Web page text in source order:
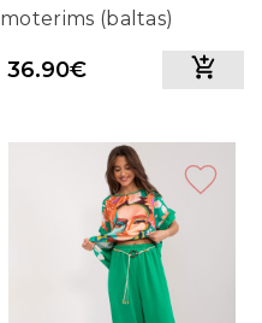
moterims (baltas)
36.90€